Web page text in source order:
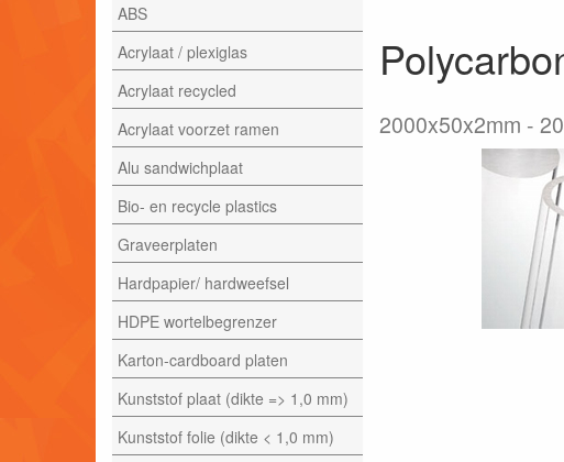
ABS
Acrylaat / plexiglas
Acrylaat recycled
Acrylaat voorzet ramen
Alu sandwichplaat
Bio- en recycle plastics
Graveerplaten
Hardpapier/ hardweefsel
HDPE wortelbegrenzer
Karton-cardboard platen
Kunststof plaat (dikte => 1,0 mm)
Kunststof folie (dikte < 1,0 mm)
2000x50x2mm